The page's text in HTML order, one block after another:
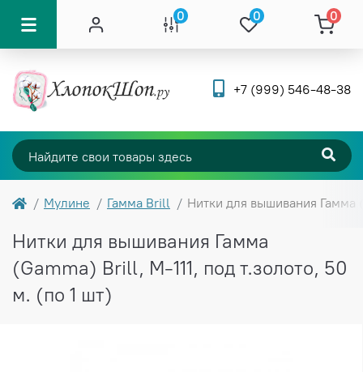
0 0 0
+7 (999) 546-48-38
Мулине Гамма Brill Нитки для вышивания Гамма
Нитки для вышивания Гамма
(Gamma) Brill, М-111, под т.золото, 50
м. (по 1 шт)